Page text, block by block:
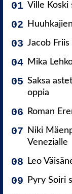
Ville Koski
Jacob
Mika
Saksa
oppia
Roman
Niki
Venezialle
Leo
Pyry Soiri